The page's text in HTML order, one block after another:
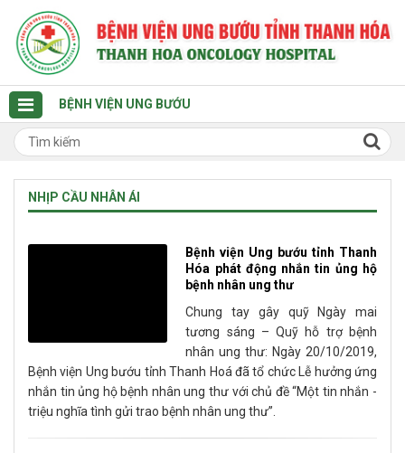
BỆNH VIỆN UNG BƯỚU
NHỊP CẦU NHÂN ÁI
Bệnh viện Ung bướu tỉnh Thanh
Hóa phát động nhắn tin ủng hộ
bệnh nhân ung thư
Chung tay gây quỹ Ngày mai
tương sáng – Quỹ hỗ trợ bệnh
nhân ung thư: Ngày 20/10/2019,
Bệnh viện Ung bướu tỉnh Thanh Hoá đã tổ chức Lễ hưởng ứng
nhắn tin ủng hộ bệnh nhân ung thư với chủ đề “Một tin nhắn -
triệu nghĩa tình gửi trao bệnh nhân ung thư”.